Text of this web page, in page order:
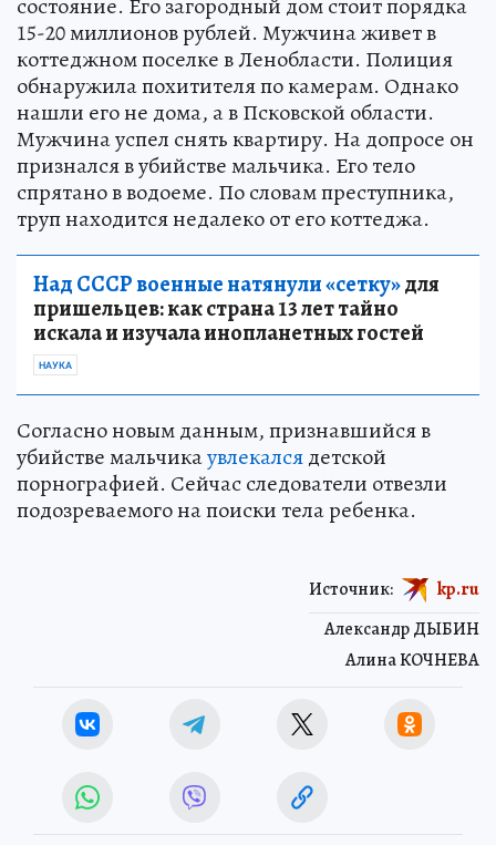
состояние. Его загородный дом стоит порядка
15-20 миллионов рублей. Мужчина живет в
коттеджном поселке в Ленобласти. Полиция
обнаружила похитителя по камерам. Однако
нашли его не дома, а в Псковской области.
Мужчина успел снять квартиру. На допросе он
признался в убийстве мальчика. Его тело
спрятано в водоеме. По словам преступника,
труп находится недалеко от его коттеджа.
Над СССР военные натянули «сетку»для
пришельцев: как страна 13 лет тайно
искала и изучала инопланетных гостей
НАУКА
Согласно новым данным, признавшийся в
убийстве мальчикаувлекалсядетской
порнографией. Сейчас следователи отвезли
подозреваемого на поиски тела ребенка.
Александр ДЫБИН
Алина КОЧНЕВА
Источник: kp.ru